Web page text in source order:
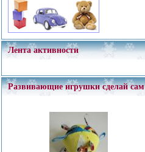
Лента активности
Развивающие игрушки сделай сам